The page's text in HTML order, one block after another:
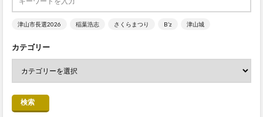
津山市長選2026 稲葉浩志 さくらまつり B’z 津山城
カテゴリー
検索